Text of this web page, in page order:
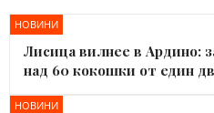
НОВИНИ
Лисица вилнее в Ардино:
над 60 кокошки от един
НОВИНИ